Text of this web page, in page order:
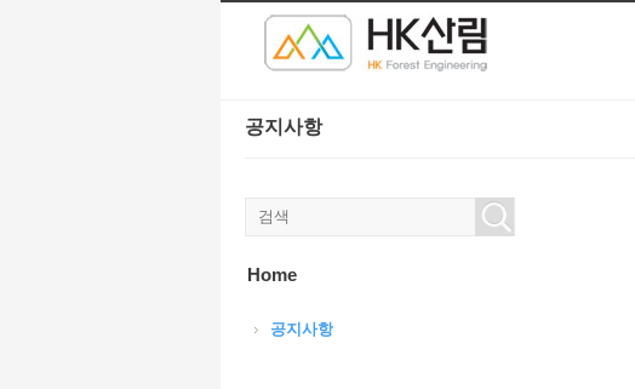
공지사항
Home
공지사항